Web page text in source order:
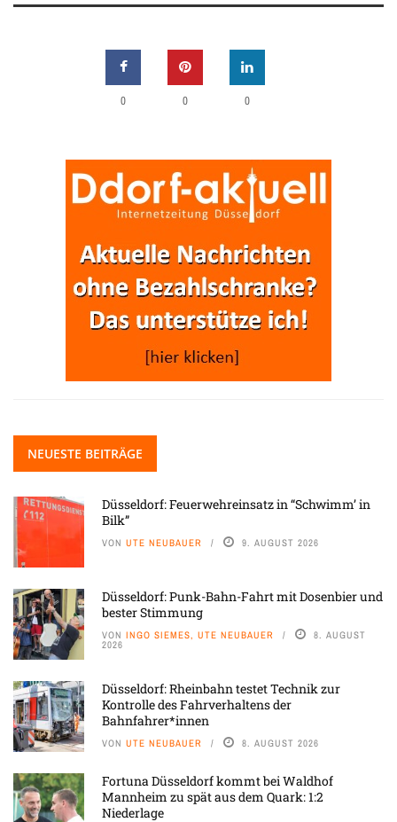
0 0 0
NEUESTE BEITRÄGE
Düsseldorf: Feuerwehreinsatz in “Schwimm’ in
Bilk”
VON UTE NEUBAUER 9. AUGUST 2026
Düsseldorf: Punk-Bahn-Fahrt mit Dosenbier und
bester Stimmung
VON INGO SIEMES, UTE NEUBAUER 8. AUGUST
2026
Düsseldorf: Rheinbahn testet Technik zur
Kontrolle des Fahrverhaltens der
Bahnfahrer*innen
VON UTE NEUBAUER 8. AUGUST 2026
Fortuna Düsseldorf kommt bei Waldhof
Mannheim zu spät aus dem Quark: 1:2
Niederlage